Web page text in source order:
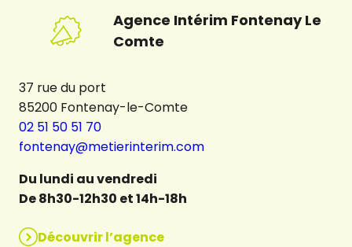
Agence Intérim Fontenay Le
Comte
37 rue du port
85200 Fontenay-le-Comte
02 51 50 51 70
fontenay@metierinterim.com
Du lundi au vendredi
De 8h30-12h30 et 14h-18h
Découvrir l’agence